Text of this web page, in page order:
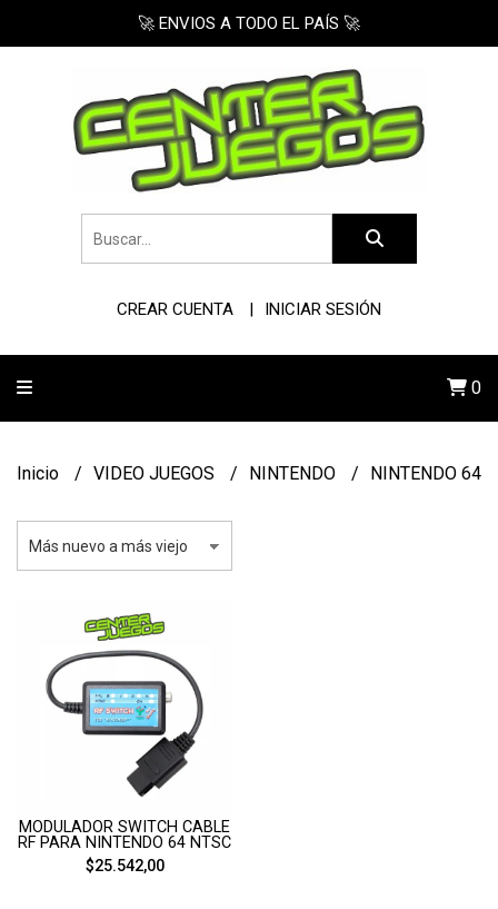
🚀 ENVIOS A TODO EL PAÍS 🚀
CREAR CUENTA INICIAR SESIÓN
0
Inicio VIDEO JUEGOS NINTENDO NINTENDO 64
MODULADOR SWITCH CABLE
RF PARA NINTENDO 64 NTSC
$25.542,00